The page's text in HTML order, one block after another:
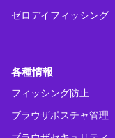
ゼロデイフィッシング
各種情報
フィッシング防止
ブラウザポスチャ管理